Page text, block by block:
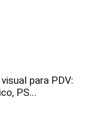
para PDV:
PS...